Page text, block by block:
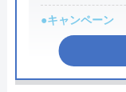
もちろん見積
についても無
てはいかがでし
●キャンペーン